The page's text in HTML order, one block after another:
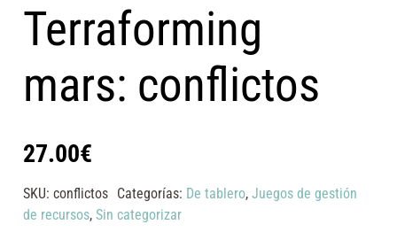
Terraforming
mars: conflictos
27.00€
SKU:conflictos Categorías: De tablero, Juegos de gestión
de recursos,Sin categorizar